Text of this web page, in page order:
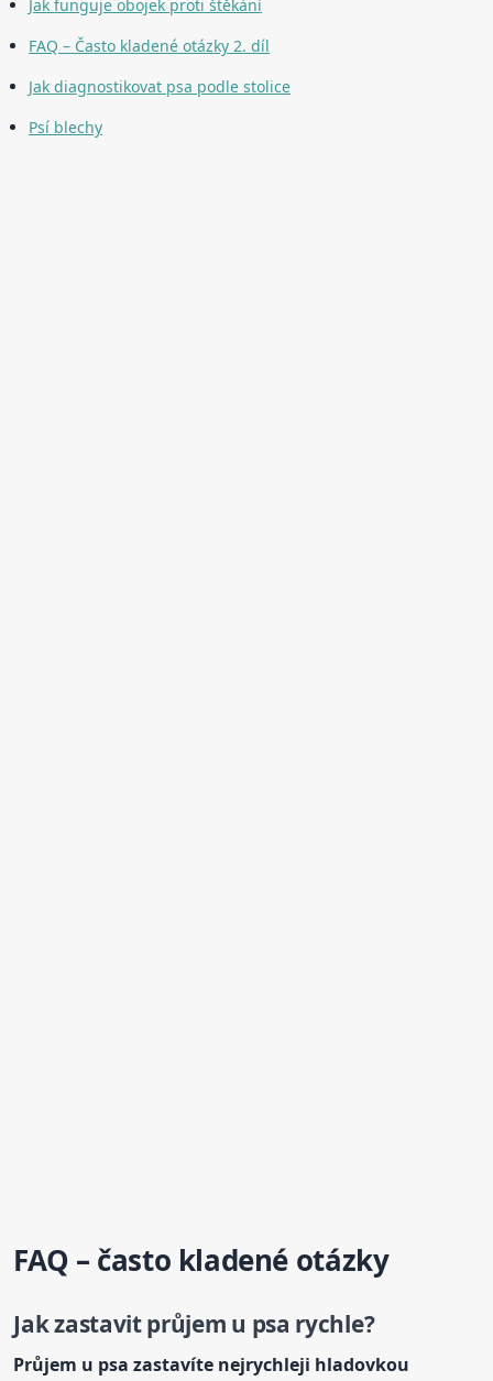
Jak funguje obojek proti štěkání
FAQ – Často kladené otázky 2. díl
Jak diagnostikovat psa podle stolice
Psí blechy
FAQ – často kladené otázky
Jak zastavit průjem u psa rychle?
Průjem u psa zastavíte nejrychleji hladovkou